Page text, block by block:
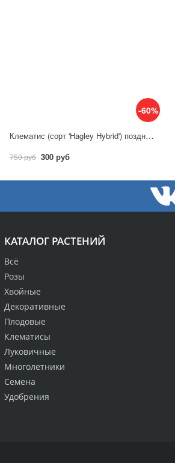
-60%
Клематис (сорт 'Hagley Hybrid') позднецветущий
750 руб 300 руб
КАТАЛОГ РАСТЕНИЙ
Всё
Розы
Хвойные
Декоративные
Плодовые
Клематисы
Луковичные
Многолетники
Семена
Удобрения